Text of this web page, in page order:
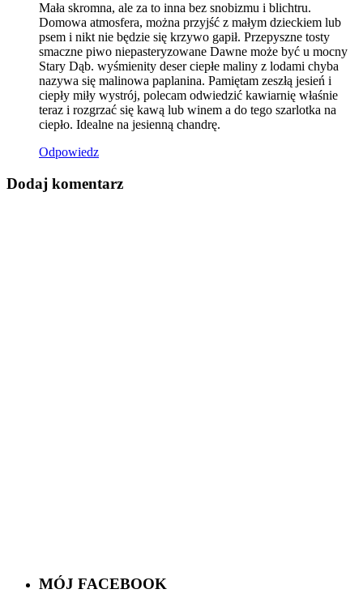
Mała skromna, ale za to inna bez snobizmu i blichtru.
Domowa atmosfera, można przyjść z małym dzieckiem lub
psem i nikt nie będzie się krzywo gapił. Przepyszne tosty
smaczne piwo niepasteryzowane Dawne może być u mocny
Stary Dąb. wyśmienity deser ciepłe maliny z lodami chyba
nazywa się malinowa paplanina. Pamiętam zeszłą jesień i
ciepły miły wystrój, polecam odwiedzić kawiarnię właśnie
teraz i rozgrzać się kawą lub winem a do tego szarlotka na
ciepło. Idealne na jesienną chandrę.
Odpowiedz
Dodaj komentarz
MÓJ FACEBOOK